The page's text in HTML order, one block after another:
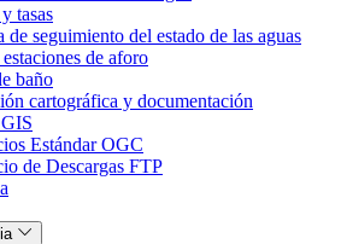
tasas
de seguimiento del estado de las aguas
de aforo
baño
cartográfica y documentación
Estándar OGC
de Descargas FTP